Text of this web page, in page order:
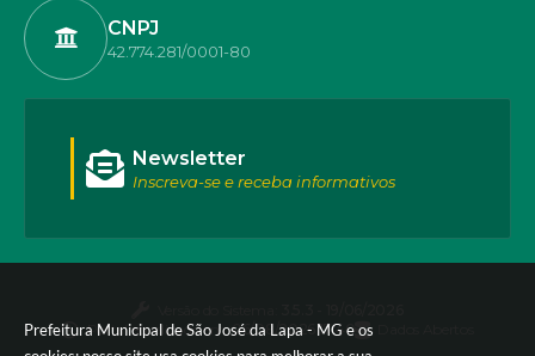
Prefeitura Municipal de São José da Lapa - MG e os
CNPJ
42.774.281/0001-80
Newsletter
Inscreva-se e receba informativos
Portal atualizado em:06/08/2026 17:40